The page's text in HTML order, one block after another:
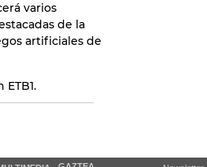
varios
de la
artificiales de
ETB1.